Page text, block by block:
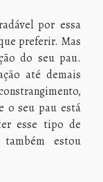
por essa
preferir. Mas
do seu pau.
até demais
o seu pau está
esse tipo de
também estou